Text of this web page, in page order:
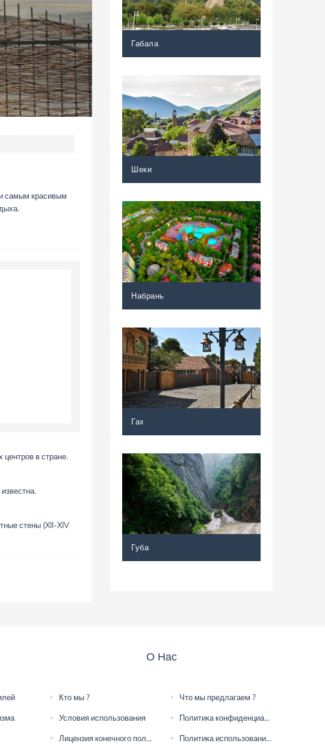
самым красивым
центров в стране.
стены (XII-XIV
Габала
Шеки
Набрань
Гах
Губа
О Нас
Кто мы ? Что мы предлагаем ?
Условия использования Политика конфиденциальности
Лицензия конечного пользователя Политика использования файлов cookie